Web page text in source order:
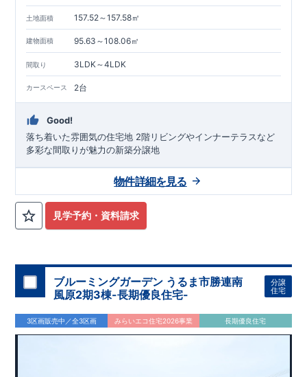
土地面積 157.52～157.58㎡
建物面積 95.63～108.06㎡
間取り 3LDK～4LDK
カースペース 2台
Good!
落ち着いた雰囲気の住宅地 2階リビングやインナーテラスなど
多彩な間取りが魅力の新築分譲地
見学予約・資料請求
物件詳細を見る
ブルーミングガーデン うるま市勝連南
風原2期3棟-長期優良住宅-
分譲
住宅
3区画販売中／全3区画 みらいエコ住宅2026事業 長期優良住宅